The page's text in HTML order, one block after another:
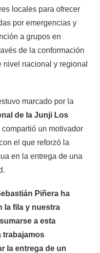
locales para ofrecer
por emergencias y
a grupos en
de la conformación
nacional y regional
marcado por la
de la Junji Los
compartió un motivador
el que reforzó la
en la entrega de una
Piñera ha
la fila y nuestra
a esta
trabajamos
la entrega de un